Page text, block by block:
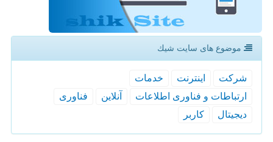
موضوع های سایت شیك
شركت اینترنت
خدمات
ارتباطات و فناوری اطلاعات
آنلاین
فناوری
دیجیتال
كاربر